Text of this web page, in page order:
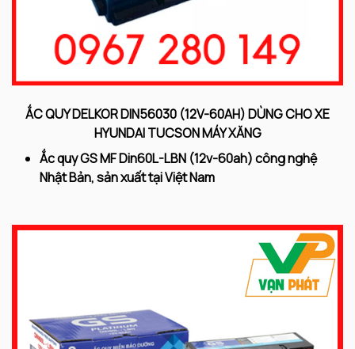
ẮC QUY DELKOR DIN56030 (12V-60AH) DÙNG CHO XE
HYUNDAI TUCSON MÁY XĂNG
Ắc quy GS MF Din60L-LBN (12v-60ah) công nghệ
Nhật Bản, sản xuất tại Việt Nam